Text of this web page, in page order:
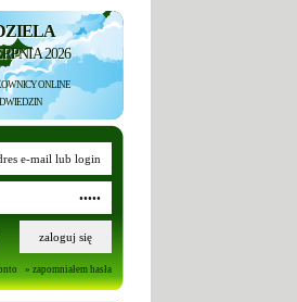
2026
ONLINE
» zapomniałem hasła